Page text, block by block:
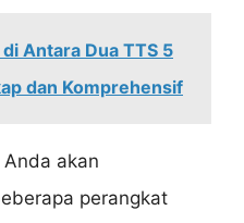
Antara Dua TTS 5
dan Komprehensif
akan
perangkat